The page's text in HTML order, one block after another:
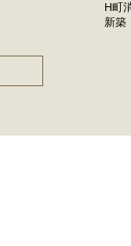
H町
新築